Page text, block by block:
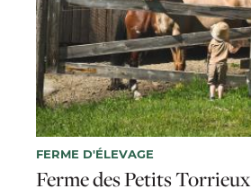
FERME D'ÉLEVAGE
Ferme des Petits Torrieux